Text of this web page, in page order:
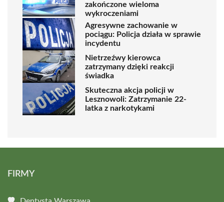
zakończone wieloma
wykroczeniami
Agresywne zachowanie w
pociągu: Policja działa w sprawie
incydentu
Nietrzeźwy kierowca
zatrzymany dzięki reakcji
świadka
Skuteczna akcja policji w
Lesznowoli: Zatrzymanie 22-
latka z narkotykami
FIRMY